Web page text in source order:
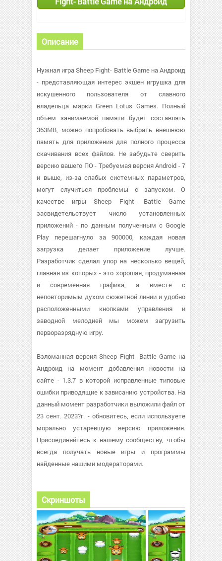
Описание
Нужная игра Sheep Fight- Battle Game на Андроид
- представляющая интерес экшен игрушка для
искушенного пользователя от славного
владельца марки Green Lotus Games. Полный
объем занимаемой памяти будет составлять
363MB, можно попробовать выбрать внешнюю
память для приложения для полного процесса
скачивания всех файлов. Не забудьте сверить
версию вашего ПО - Требуемая версия Android - 7
и выше, из-за слабых системных параметров,
могут случиться проблемы с запуском. О
качестве игры Sheep Fight- Battle Game
засвидетельствует число установленных
приложений - по данным полученным с Google
Play перешагнуло за 900000, каждая новая
загрузка делает приложение лучше.
Разработчик сделал упор на несколько вещей,
главная из которых - это хорошая, продуманная
и современная графика, а вместе с
неповторимым духом сюжетной линии и удобно
расположенными кнопками управления и
заводной мелодией мы можем загрузить
перворазрядную игру.
Взломанная версия Sheep Fight- Battle Game на
Андроид на момент добавления новости на
сайте - 1.3.7 в которой исправленные типовые
ошибки приводящие к зависанию устройства. На
данный момент разработчики выложили файл от
23 сент. 2023?г. - обновитесь, если используете
морально устаревшую версию приложения.
Присоединяйтесь к нашему сообществу, чтобы
всегда получать новые игры и программы
найденные нашими модераторами.
Скриншоты